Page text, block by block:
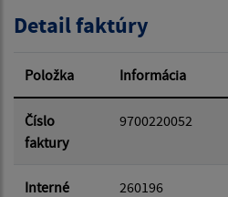
Dátum od:
Dátum do:
Detail faktúry
Položka Informácia
Číslo
faktury
9700220052
Interné
260196